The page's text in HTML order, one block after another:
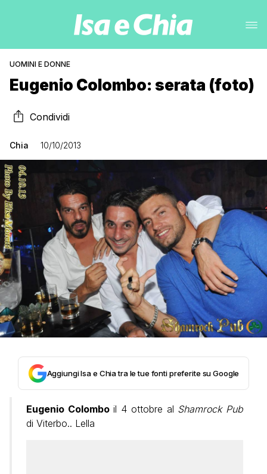
UOMINI E DONNE
Eugenio Colombo: serata (foto)
Condividi
Chia 10/10/2013
Aggiungi Isa e Chia tra le tue fonti preferite su Google
Eugenio Colomboil 4 ottobre al Shamrock Pub
di Viterbo.. Lella